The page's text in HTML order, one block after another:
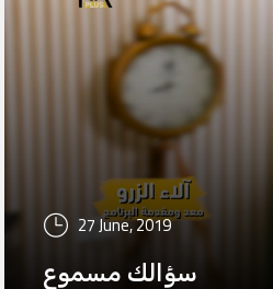
27 June, 2019
سؤالك مسموع